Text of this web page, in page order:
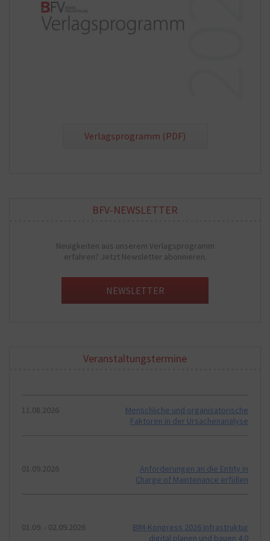
Verlagsprogramm (PDF)
BFV-NEWSLETTER
Neuigkeiten aus unserem Verlagsprogramm
erfahren? Jetzt Newsletter abonnieren.
NEWSLETTER
Veranstaltungstermine
11.08.2026
Menschliche und organisatorische
Faktoren in der Ursachenanalyse
01.09.2026
Anforderungen an die Entity in
Charge of Maintenance erfüllen
01.09. - 02.09.2026
BIM-Kongress 2026 Infrastruktur
digital planen und bauen 4.0